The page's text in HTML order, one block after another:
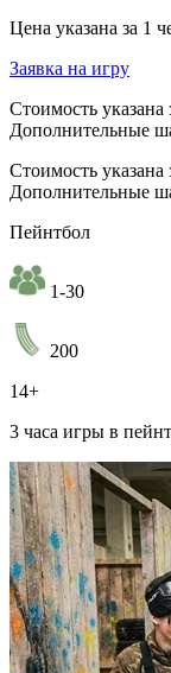
Цена указана за 1
Заявка на игру
Стоимость указана
Дополнительные
Стоимость указана
Дополнительные
Пейнтбол
1-30
200
14+
3 часа игры в